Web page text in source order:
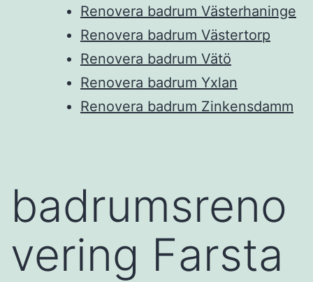
Renovera badrum Västerhaninge
Renovera badrum Västertorp
Renovera badrum Vätö
Renovera badrum Yxlan
Renovera badrum Zinkensdamm
badrumsreno
vering Farsta